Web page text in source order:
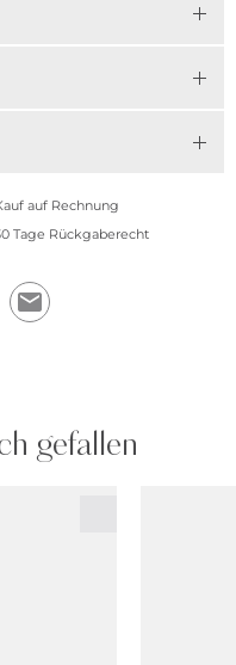
auf Rechnung
Tage Rückgaberecht
gefallen